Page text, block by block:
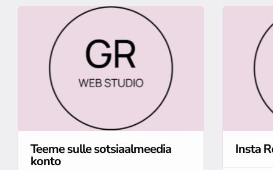
Teeme sulle sotsiaalmeedia
konto
Insta